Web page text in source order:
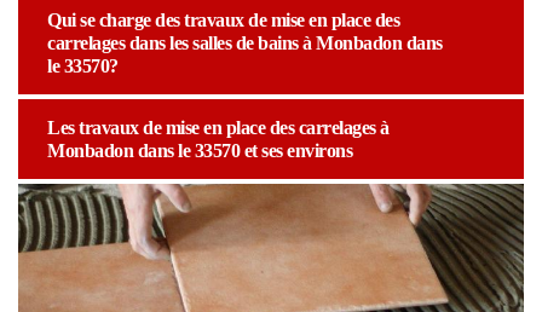
Qui se charge des travaux de mise en place des
carrelages dans les salles de bains à Monbadon dans
le 33570?
Les travaux de mise en place des carrelages à
Monbadon dans le 33570 et ses environs